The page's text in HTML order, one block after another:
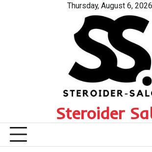
Thursday, August 6, 2026
Steroider